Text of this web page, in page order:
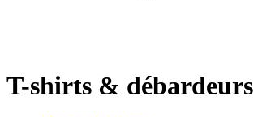
T-shirts & débardeurs